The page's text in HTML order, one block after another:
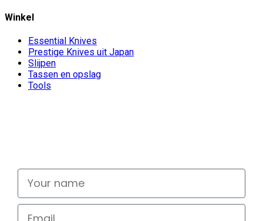
Winkel
Essential Knives
Prestige Knives uit Japan
Slijpen
Tassen en opslag
Tools
Your name
Email